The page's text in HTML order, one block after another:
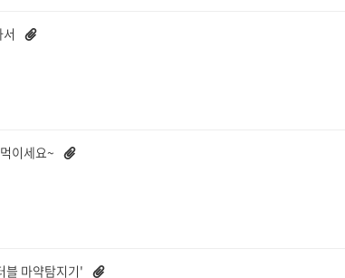
이세요~
블 마약탐지기'